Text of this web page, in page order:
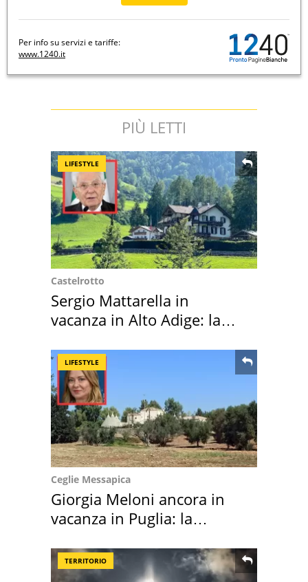
Per info su servizi e tariffe:
www.1240.it
PIÙ LETTI
LIFESTYLE
Castelrotto
Sergio Mattarella in
vacanza in Alto Adige: la
LIFESTYLE
Ceglie Messapica
Giorgia Meloni ancora in
vacanza in Puglia: la
TERRITORIO